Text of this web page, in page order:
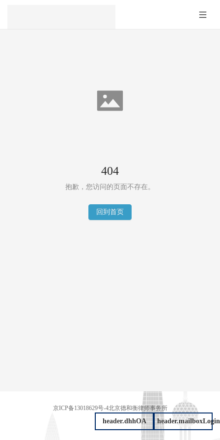
404
抱歉，您访问的页面不存在。
回到首页
京ICP备13018629号-4北京德和衡律师事务所
header.dhhOA header.mailboxLogin